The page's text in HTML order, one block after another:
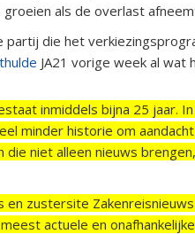
als de overlast
partij die het
JA21 vorige week al wat
inmiddels bijna 25 jaar.
minder historie om
niet alleen nieuws
en zustersite
actuele en